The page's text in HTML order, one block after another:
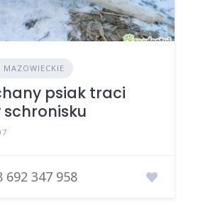
MAZOWIECKIE
psiak traci
schronisku
692 347 958